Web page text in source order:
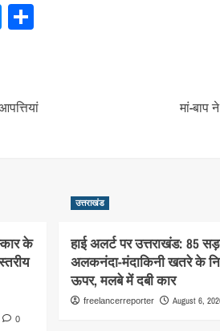
Messenger
मां-बाप
के
0
उत्तराखंड
हाई अलर्ट पर उत्तराखंड: 85
अलकनंदा-मंदाकिनी खतरे के
ऊपर, मलबे में दबी कार
freelancerreporter August 6,